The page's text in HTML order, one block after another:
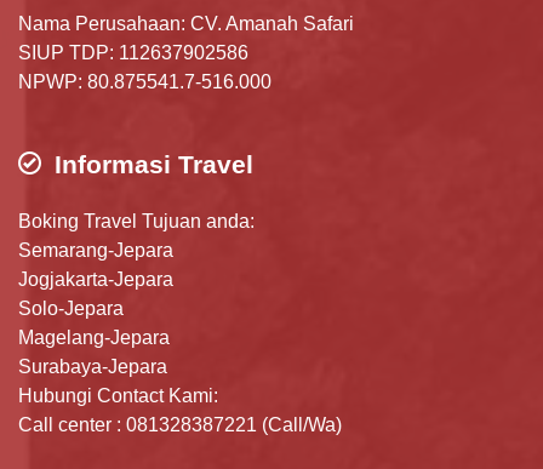
Nama Perusahaan: CV. Amanah Safari
SIUP TDP: 112637902586
NPWP: 80.875541.7-516.000
Informasi Travel
Boking Travel Tujuan anda:
Semarang-Jepara
Jogjakarta-Jepara
Solo-Jepara
Magelang-Jepara
Surabaya-Jepara
Hubungi Contact Kami:
Call center : 081328387221 (Call/Wa)